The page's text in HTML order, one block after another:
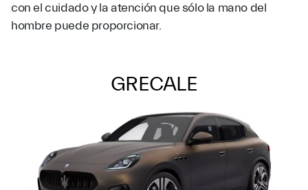
con el cuidado y la atención que sólo la mano del
hombre puede proporcionar.
GRECALE